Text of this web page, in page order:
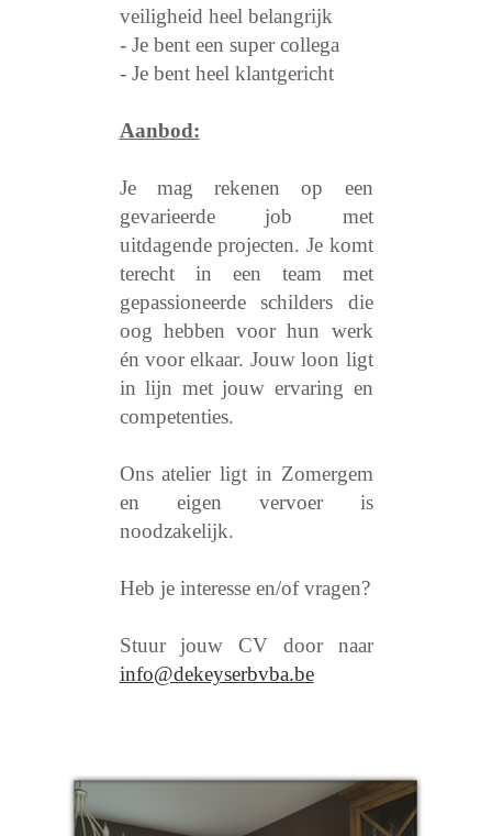
veiligheid heel belangrijk
- Je bent een super collega
- Je bent heel klantgericht
Aanbod:
Je mag rekenen op een
gevarieerde job met
uitdagende projecten. Je komt
terecht in een team met
gepassioneerde schilders die
oog hebben voor hun werk
én voor elkaar. Jouw loon ligt
in lijn met jouw ervaring en
competenties.
Ons atelier ligt in Zomergem
en eigen vervoer is
noodzakelijk.
Heb je interesse en/of vragen?
Stuur jouw CV door naar
info@dekeyserbvba.be